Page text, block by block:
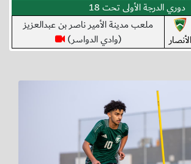
دوري الدرجة الأولى تحت 18
الأنصار
ملعب مدينة الأمير ناصر بن عبدالعزيز
(وادي الدواسر)